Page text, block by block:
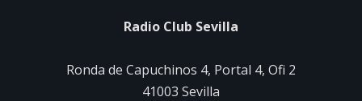
Radio Club Sevilla
Ronda de Capuchinos 4, Portal 4, Ofi 2
41003 Sevilla